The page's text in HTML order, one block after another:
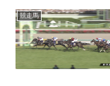
競走馬